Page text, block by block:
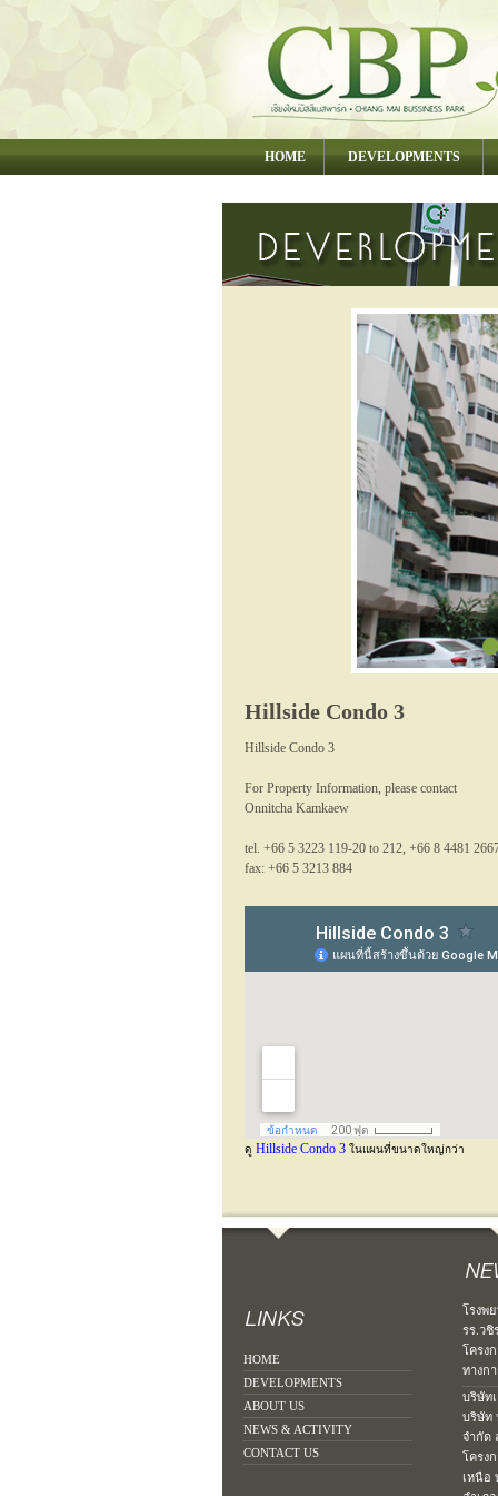
HOME DEVELOPMENTS
Hillside Condo 3
Hillside Condo 3
For Property Information, please contact
Onnitcha Kamkaew
tel. +66 5 3223 119-20 to 212, +66 8 4481
fax: +66 5 3213 884
ดู Hillside Condo 3ในแผนที่ขนาดใหญ่กว่า
HOME
DEVELOPMENTS
ABOUT US
NEWS & ACTIVITY
CONTACT US
โรงพ
รร.วชิ
โครง
ทางก
บริษัท
บริษัท
จำกัด
โครง
เหนือ